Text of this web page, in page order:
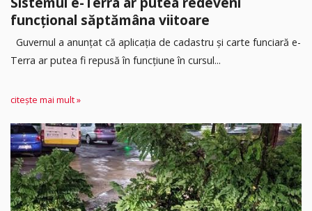
funcțional săptămâna viitoare
Guvernul a anunțat că aplicația de cadastru și carte funciară e-
Terra ar putea fi repusă în funcțiune în cursul...
citește mai mult »